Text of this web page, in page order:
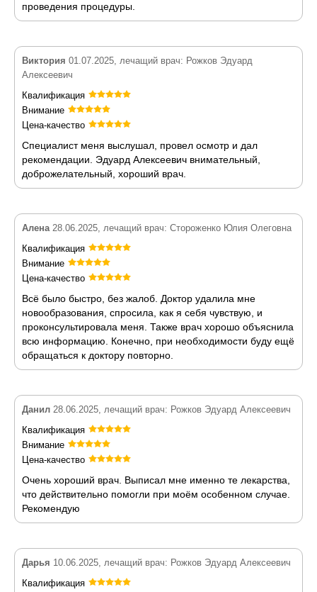
проведения процедуры.
Виктория 01.07.2025, лечащий врач: Рожков Эдуард
Алексеевич
Квалификация
Внимание
Цена-качество
Специалист меня выслушал, провел осмотр и дал
рекомендации. Эдуард Алексеевич внимательный,
доброжелательный, хороший врач.
Алена28.06.2025, лечащий врач: Стороженко Юлия Олеговна
Квалификация
Внимание
Цена-качество
Всё было быстро, без жалоб. Доктор удалила мне
новообразования, спросила, как я себя чувствую, и
проконсультировала меня. Также врач хорошо объяснила
всю информацию. Конечно, при необходимости буду ещё
обращаться к доктору повторно.
Данил 28.06.2025, лечащий врач: Рожков Эдуард Алексеевич
Квалификация
Внимание
Цена-качество
Очень хороший врач. Выписал мне именно те лекарства,
что действительно помогли при моём особенном случае.
Рекомендую
Дарья 10.06.2025, лечащий врач: Рожков Эдуард Алексеевич
Квалификация